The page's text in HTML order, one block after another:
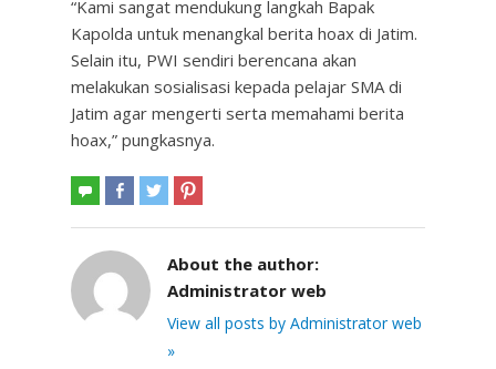
“Kami sangat mendukung langkah Bapak
Kapolda untuk menangkal berita hoax di Jatim.
Selain itu, PWI sendiri berencana akan
melakukan sosialisasi kepada pelajar SMA di
Jatim agar mengerti serta memahami berita
hoax,” pungkasnya.
About the author:
Administrator web
View all posts by Administrator web
»